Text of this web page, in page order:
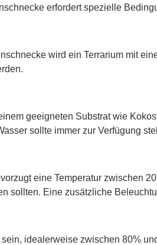
erfordert spezielle
wird ein Terrarium mit
geeigneten Substrat wie
sollte immer zur Verfügung
eine Temperatur zwischen
sollten. Eine zusätzliche
idealerweise zwischen 80%